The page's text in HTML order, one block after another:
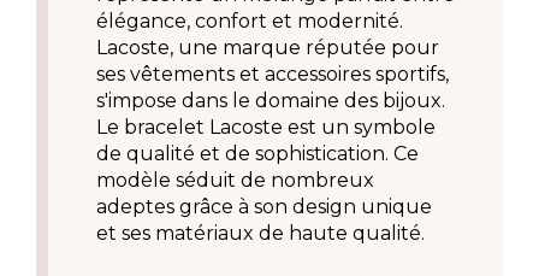
élégance, confort et modernité.
Lacoste, une marque réputée pour
ses vêtements et accessoires sportifs,
s'impose dans le domaine des bijoux.
Le bracelet Lacoste est un symbole
de qualité et de sophistication. Ce
modèle séduit de nombreux
adeptes grâce à son design unique
et ses matériaux de haute qualité.